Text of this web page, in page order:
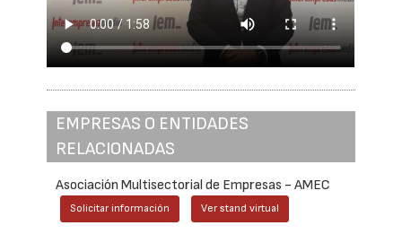
EMPRESAS O ENTIDADES
RELACIONADAS
Asociación Multisectorial de Empresas - AMEC
Solicitar información Ver stand virtual